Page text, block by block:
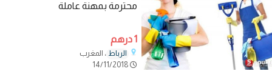
محترمة بمهنة عاملة
1 درهم
الرباط ، المغرب